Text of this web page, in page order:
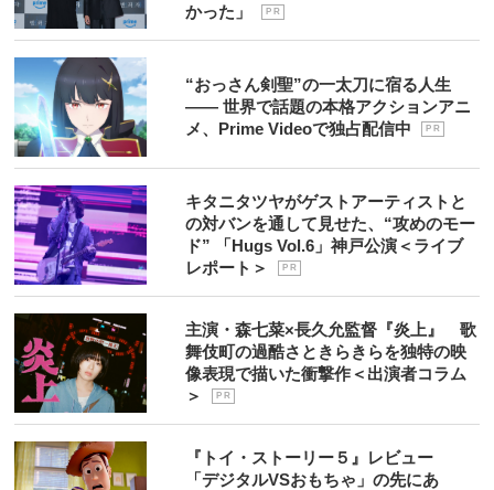
かった」
P R
“おっさん剣聖”の一太刀に宿る人生
―― 世界で話題の本格アクションアニ
メ、Prime Videoで独占配信中
P R
キタニタツヤがゲストアーティストと
の対バンを通して見せた、“攻めのモー
ド” 「Hugs Vol.6」神戸公演＜ライブ
レポート＞
P R
主演・森七菜×長久允監督『炎上』 歌
舞伎町の過酷さときらきらを独特の映
像表現で描いた衝撃作＜出演者コラム
＞
P R
『トイ・ストーリー５』レビュー
「デジタルVSおもちゃ」の先にあ